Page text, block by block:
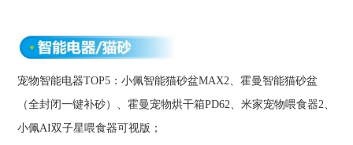
宠物智能电器TOP5：小佩智能猫砂盆MAX2、霍曼智能猫砂盆
（全封闭一键补砂）、霍曼宠物烘干箱PD62、米家宠物喂食器2、
小佩AI双子星喂食器可视版；